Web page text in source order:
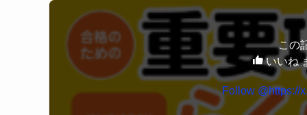
この
いいね
Follow @https://